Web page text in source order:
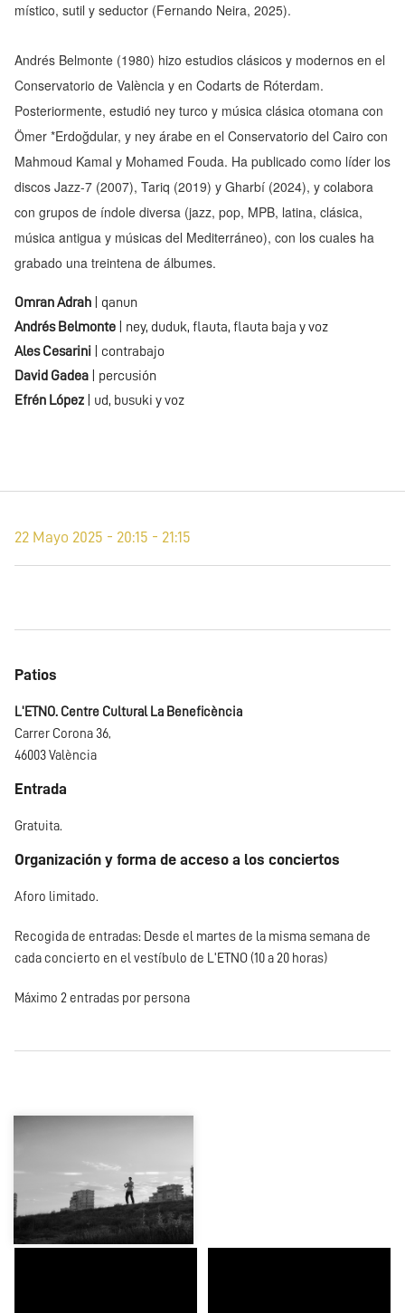
místico, sutil y seductor (Fernando Neira, 2025).
Andrés Belmonte (1980) hizo estudios clásicos y modernos en el
Conservatorio de València y en Codarts de Róterdam.
Posteriormente, estudió ney turco y música clásica otomana con
Ömer *Erdoğdular, y ney árabe en el Conservatorio del Cairo con
Mahmoud Kamal y Mohamed Fouda. Ha publicado como líder los
discos Jazz-7 (2007), Tariq (2019) y Gharbí (2024), y colabora
con grupos de índole diversa (jazz, pop, MPB, latina, clásica,
música antigua y músicas del Mediterráneo), con los cuales ha
grabado una treintena de álbumes.
Omran Adrah | qanun
Andrés Belmonte | ney, duduk, flauta, flauta baja y voz
Ales Cesarini | contrabajo
David Gadea | percusión
Efrén López | ud, busuki y voz
22 Mayo 2025 - 20:15 - 21:15
Patios
L'ETNO. Centre Cultural La Beneficència
Carrer Corona 36,
46003 València
Entrada
Gratuita.
Organización y forma de acceso a los conciertos
Aforo limitado.
Recogida de entradas: Desde el martes de la misma semana de
cada concierto en el vestíbulo de L'ETNO (10 a 20 horas)
Máximo 2 entradas por persona